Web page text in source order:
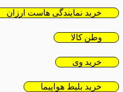
خرید نمایندگی هاست ارزان
وطن کالا
خرید وی
خرید بلیط هواپیما